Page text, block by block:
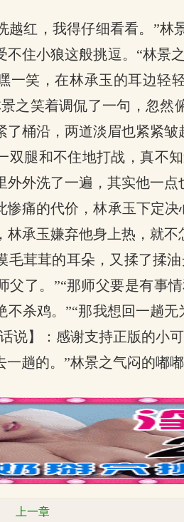
越红，我得仔细看看。”
不住小狼这般挑逗。“林景
一笑，在林承玉的耳边轻
之笑着调侃了一句，忽
了桶沿，两道淡眉也紧紧
双腿和不住地打战，真不
外外洗了一遍，其实他一
惨痛的代价，林承玉下定
林承玉嫌弃他身上热，就
毛茸茸的耳朵，又揉了揉
父了。”“那师父要是有事
不杀鸡。”“那我想回一趟
说】：感谢支持正版的小
一趟的。”林景之气闷的嘟
上一章